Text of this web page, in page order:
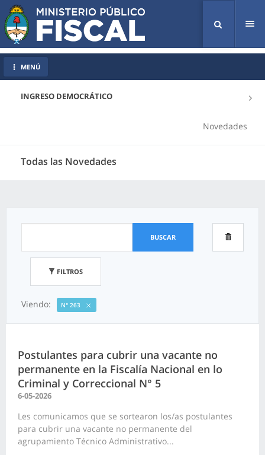
INGRESO DEMOCRÁTICO
Novedades
Todas las Novedades
MENÚ
BUSCAR
FILTROS
Viendo: N° 263
Postulantes para cubrir una vacante no
permanente en la Fiscalía Nacional en lo
Criminal y Correccional N° 5
6-05-2026
Les comunicamos que se sortearon los/as postulantes
para cubrir una vacante no permanente del
agrupamiento Técnico Administrativo...